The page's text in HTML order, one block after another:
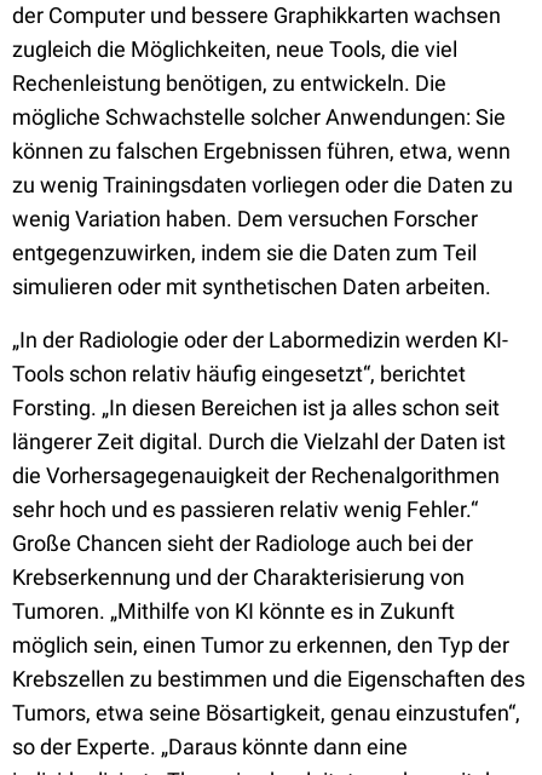
der Computer und bessere Graphikkarten wachsen
zugleich die Möglichkeiten, neue Tools, die viel
Rechenleistung benötigen, zu entwickeln. Die
mögliche Schwachstelle solcher Anwendungen: Sie
können zu falschen Ergebnissen führen, etwa, wenn
zu wenig Trainingsdaten vorliegen oder die Daten zu
wenig Variation haben. Dem versuchen Forscher
entgegenzuwirken, indem sie die Daten zum Teil
simulieren oder mit synthetischen Daten arbeiten.
„In der Radiologie oder der Labormedizin werden KI-
Tools schon relativ häufig eingesetzt“, berichtet
Forsting. „In diesen Bereichen ist ja alles schon seit
längerer Zeit digital. Durch die Vielzahl der Daten ist
die Vorhersagegenauigkeit der Rechenalgorithmen
sehr hoch und es passieren relativ wenig Fehler.“
Große Chancen sieht der Radiologe auch bei der
Krebserkennung und der Charakterisierung von
Tumoren. „Mithilfe von KI könnte es in Zukunft
möglich sein, einen Tumor zu erkennen, den Typ der
Krebszellen zu bestimmen und die Eigenschaften des
Tumors, etwa seine Bösartigkeit, genau einzustufen“,
so der Experte. „Daraus könnte dann eine